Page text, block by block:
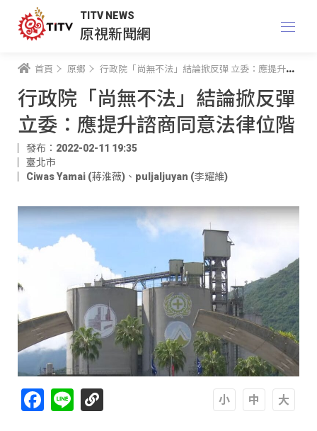
TITV NEWS
原視新聞網
首頁 原鄉 行政院「尚無不法」結論掀反彈 立委：應提升諮商同意法律位階
行政院「尚無不法」結論掀反彈
立委：應提升諮商同意法律位階
發布：2022-02-11 19:35
臺北市
Ciwas Yamai (蔣淮薇) 、 puljaljuyan (李耀維)
Facebook
Line